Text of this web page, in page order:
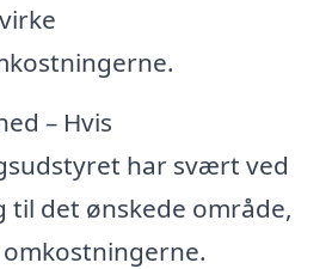
– Hvis
har svært ved
til det ønskede område,